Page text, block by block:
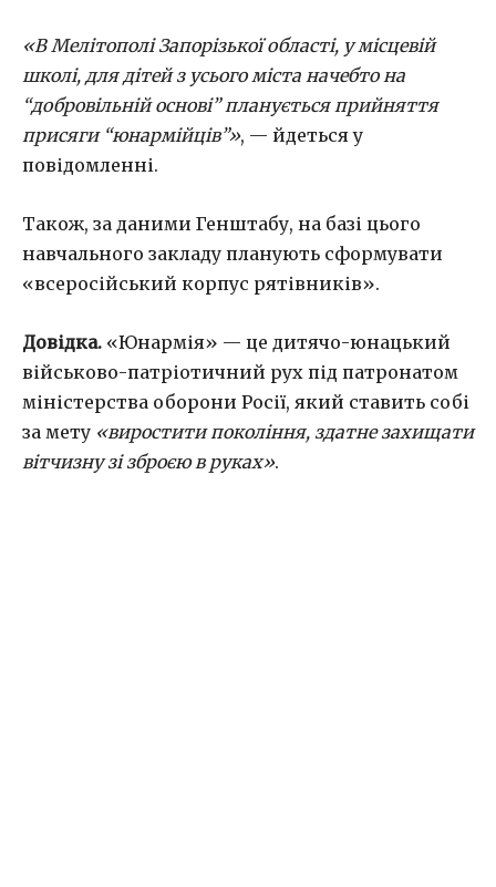
«В Мелітополі Запорізької області, у місцевій
школі, для дітей з усього міста начебто на
“добровільній основі” планується прийняття
присяги “юнармійців”», — йдеться у
повідомленні.
Також, за даними Генштабу, на базі цього
навчального закладу планують сформувати
«всеросійський корпус рятівників».
Довідка. «Юнармія» — це дитячо-юнацький
військово-патріотичний рух під патронатом
міністерства оборони Росії, який ставить собі
за мету «виростити покоління, здатне захищати
вітчизну зі зброєю в руках».